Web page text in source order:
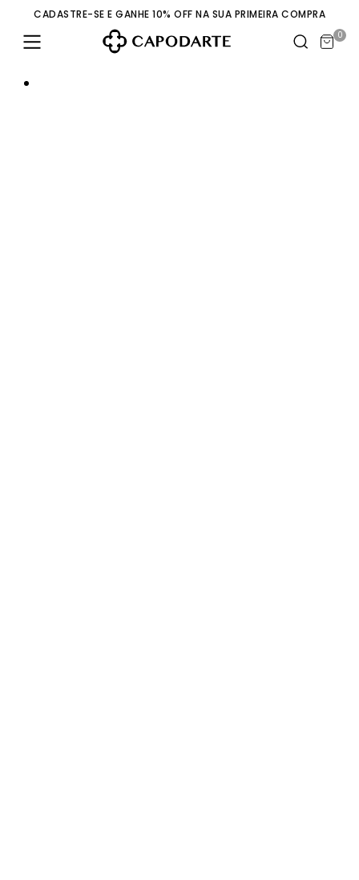
CADASTRE-SE E GANHE 10% OFF NA SUA PRIMEIRA COMPRA
0